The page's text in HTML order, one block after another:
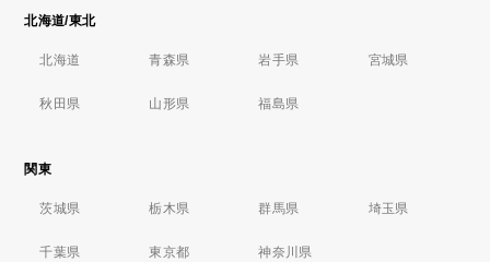
北海道/東北
北海道 青森県 岩手県 宮城県
秋田県 山形県 福島県
関東
茨城県 栃木県 群馬県 埼玉県
千葉県 東京都 神奈川県